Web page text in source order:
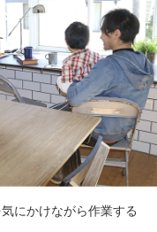
にかけながら作業する